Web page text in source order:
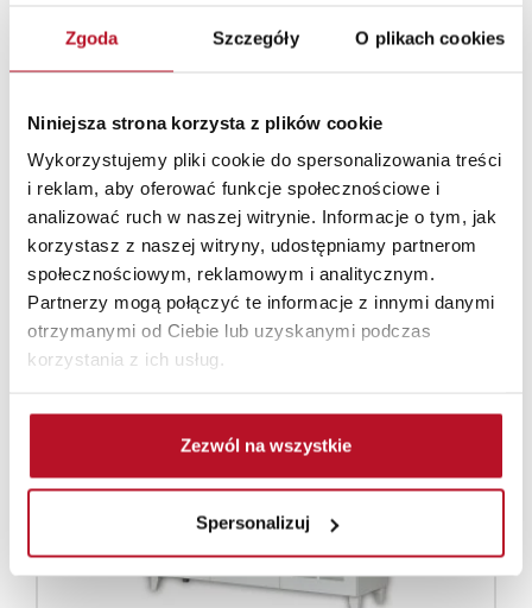
Zgoda Szczegóły O plikach cookies
Niniejsza strona korzysta z plików cookie
Wykorzystujemy pliki cookie do spersonalizowania treści
i reklam, aby oferować funkcje społecznościowe i
analizować ruch w naszej witrynie. Informacje o tym, jak
korzystasz z naszej witryny, udostępniamy partnerom
społecznościowym, reklamowym i analitycznym.
Partnerzy mogą połączyć te informacje z innymi danymi
otrzymanymi od Ciebie lub uzyskanymi podczas
korzystania z ich usług.
Zezwól na wszystkie
Spersonalizuj
Regały i półki